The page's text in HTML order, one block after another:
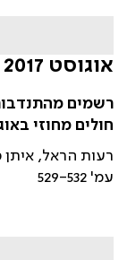
אוגוסט 2017
רשמים
חולים מחוזי
רעות הראל, איתן
עמ' 529-532